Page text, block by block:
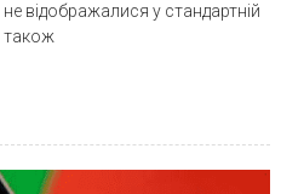
відображалися у стандартній
також